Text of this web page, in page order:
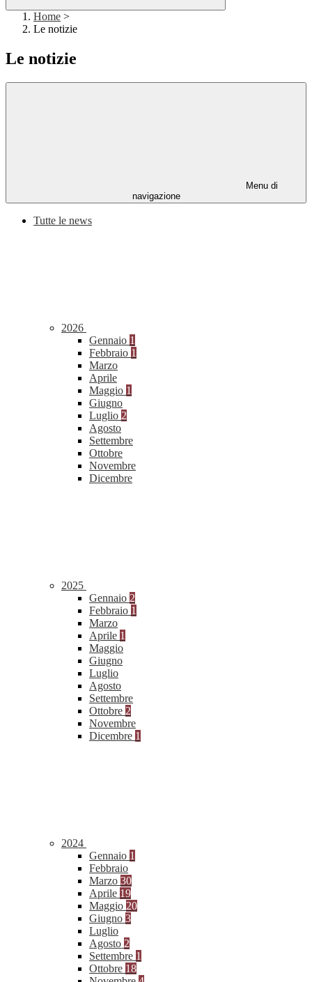
Home >
Le notizie
Le notizie
Menu di
navigazione
Tutte le news
2026
Gennaio 1
Febbraio 1
Marzo
Aprile
Maggio 1
Giugno
Luglio 2
Agosto
Settembre
Ottobre
Novembre
Dicembre
2025
Gennaio 2
Febbraio 1
Marzo
Aprile 1
Maggio
Giugno
Luglio
Agosto
Settembre
Ottobre 2
Novembre
Dicembre 1
2024
Gennaio 1
Febbraio
Marzo 30
Aprile 19
Maggio 20
Giugno 3
Luglio
Agosto 2
Settembre 1
Ottobre 18